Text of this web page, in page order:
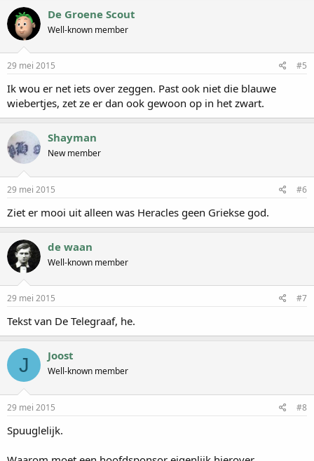
De Groene Scout
Well-known member
29 mei 2015 #5
Ik wou er net iets over zeggen. Past ook niet die blauwe
wiebertjes, zet ze er dan ook gewoon op in het zwart.
Shayman
New member
29 mei 2015 #6
Ziet er mooi uit alleen was Heracles geen Griekse god.
de waan
Well-known member
29 mei 2015 #7
Tekst van De Telegraaf, he.
J Joost
Well-known member
29 mei 2015 #8
Spuuglelijk.